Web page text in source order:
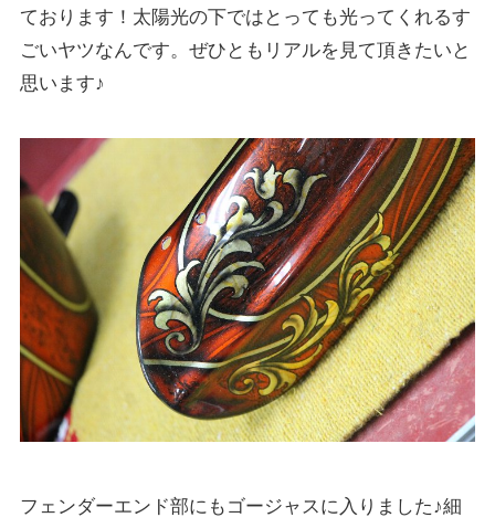
ております！太陽光の下ではとっても光ってくれるす
ごいヤツなんです。ぜひともリアルを見て頂きたいと
思います♪
フェンダーエンド部にもゴージャスに入りました♪細